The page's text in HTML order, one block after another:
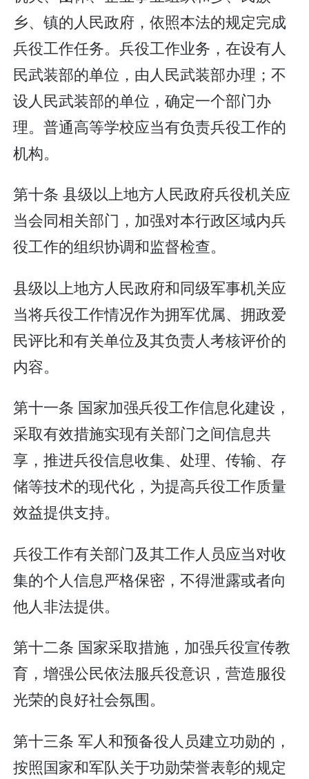
乡、镇的人民政府，依照本法的规定完成
兵役工作任务。兵役工作业务，在设有人
民武装部的单位，由人民武装部办理；不
设人民武装部的单位，确定一个部门办
理。普通高等学校应当有负责兵役工作的
机构。
第十条 县级以上地方人民政府兵役机关应
当会同相关部门，加强对本行政区域内兵
役工作的组织协调和监督检查。
县级以上地方人民政府和同级军事机关应
当将兵役工作情况作为拥军优属、拥政爱
民评比和有关单位及其负责人考核评价的
内容。
第十一条 国家加强兵役工作信息化建设，
采取有效措施实现有关部门之间信息共
享，推进兵役信息收集、处理、传输、存
储等技术的现代化，为提高兵役工作质量
效益提供支持。
兵役工作有关部门及其工作人员应当对收
集的个人信息严格保密，不得泄露或者向
他人非法提供。
第十二条 国家采取措施，加强兵役宣传教
育，增强公民依法服兵役意识，营造服役
光荣的良好社会氛围。
第十三条 军人和预备役人员建立功勋的，
按照国家和军队关于功勋荣誉表彰的规定